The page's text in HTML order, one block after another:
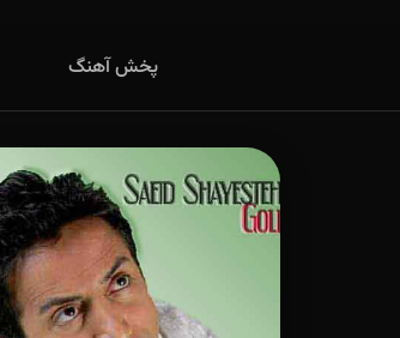
پخش آهنگ